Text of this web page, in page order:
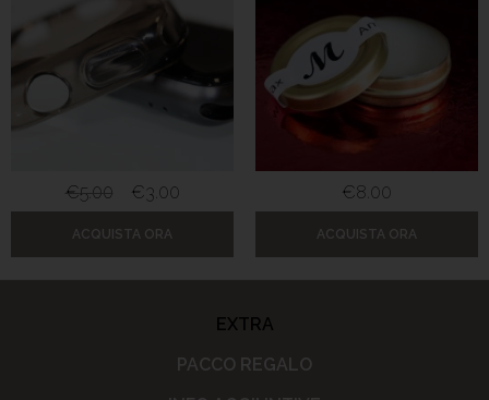
€5.00 €3.00
ACQUISTA ORA
€8.00
ACQUISTA ORA
EXTRA
PACCO REGALO